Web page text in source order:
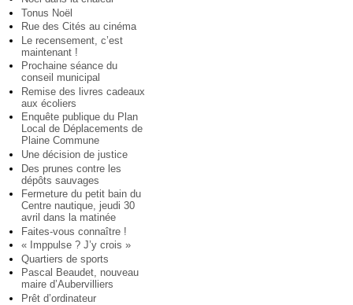
Tonus Noël
Rue des Cités au cinéma
Le recensement, c’est
maintenant !
Prochaine séance du
conseil municipal
Remise des livres cadeaux
aux écoliers
Enquête publique du Plan
Local de Déplacements de
Plaine Commune
Une décision de justice
Des prunes contre les
dépôts sauvages
Fermeture du petit bain du
Centre nautique, jeudi 30
avril dans la matinée
Faites-vous connaître !
« Imppulse ? J’y crois »
Quartiers de sports
Pascal Beaudet, nouveau
maire d’Aubervilliers
Prêt d’ordinateur